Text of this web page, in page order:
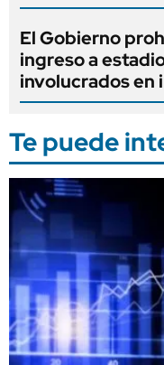
El Gobierno
ingreso a
involucrados en
Te puede